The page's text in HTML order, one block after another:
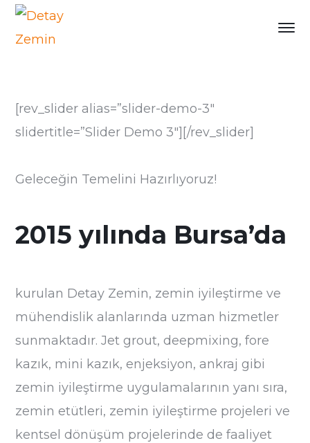
[rev_slider alias=”slider-demo-3″
slidertitle=”Slider Demo 3″][/rev_slider]
Geleceğin Temelini Hazırlıyoruz!
2015 yılında Bursa’da
kurulan Detay Zemin, zemin iyileştirme ve
mühendislik alanlarında uzman hizmetler
sunmaktadır. Jet grout, deepmixing, fore
kazık, mini kazık, enjeksiyon, ankraj gibi
zemin iyileştirme uygulamalarının yanı sıra,
zemin etütleri, zemin iyileştirme projeleri ve
kentsel dönüşüm projelerinde de faaliyet